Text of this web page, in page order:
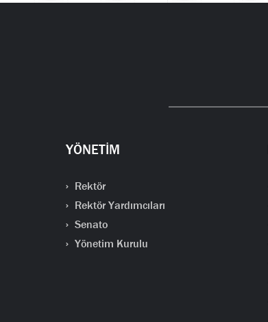
YÖNETİM
Rektör
Rektör Yardımcıları
Senato
Yönetim Kurulu